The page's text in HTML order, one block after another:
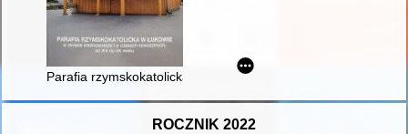
Parafia rzymskokatolicka w Łukowie w okresie średniowiecza
ROCZNIK 2022